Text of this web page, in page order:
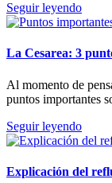
Seguir leyendo
La Cesarea: 3
Al momento de
puntos importantes
Seguir leyendo
Explicación del